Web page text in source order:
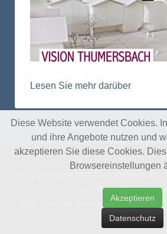
Lesen Sie mehr darüber
ein, Beiträge
Bitte schicken Sie uns eine E-Mail an:
Diese Website verwendet Cookies.
und ihre Angebote nutzen und
akzeptieren Sie diese Cookies.
Browsereinstellungen
Akzeptieren
Datenschutz